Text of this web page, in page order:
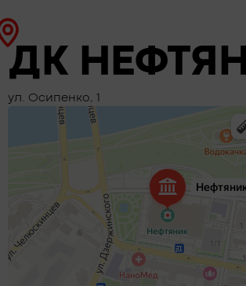
ДК
ул. Осипенко, 1